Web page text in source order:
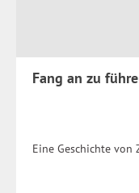
Fang an zu
Eine Geschichte von